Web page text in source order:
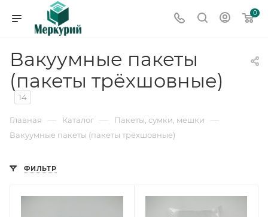
0
Вакуумные пакеты
(пакеты трёхшовные)
14
Главная — Каталог — Пакеты, сумки, мешки —
Вакуумные пакеты (пакеты трёхшовные)
ФИЛЬТР